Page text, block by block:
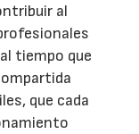
al
tiempo que
que cada